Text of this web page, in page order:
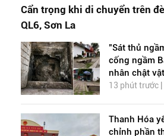
Cẩn trọng khi di chuyển trên
QL6, Sơn La
"Sát thủ
cống ngầm
nhân chật
13 phút trước |
Thanh Hóa
chỉnh phần